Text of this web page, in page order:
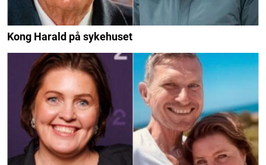
Kong Harald på sykehuset